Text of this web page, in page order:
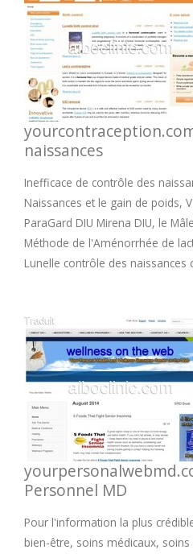
naissances
Inefficace de contrôle des
Naissances et le gain de poids,
ParaGard DIU Mirena DIU, le
Méthode de l'Aménorrhée de
Lunelle contrôle des naissances
Personnel MD
Pour l'information la plus
bien-être, soins médicaux,